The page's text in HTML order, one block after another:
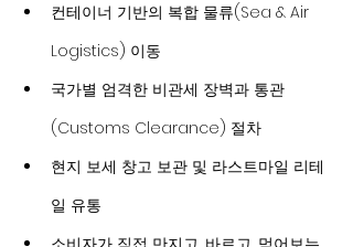
컨테이너 기반의 복합 물류(Sea & Air
Logistics) 이동
국가별 엄격한 비관세 장벽과 통관
(Customs Clearance) 절차
현지 보세 창고 보관 및 라스트마일 리테
일 유통